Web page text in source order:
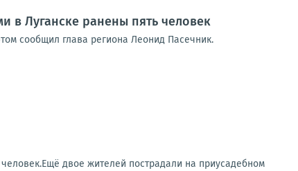
в Луганске ранены пять человек
сообщил глава региона Леонид Пасечник.
двое жителей пострадали на приусадебном